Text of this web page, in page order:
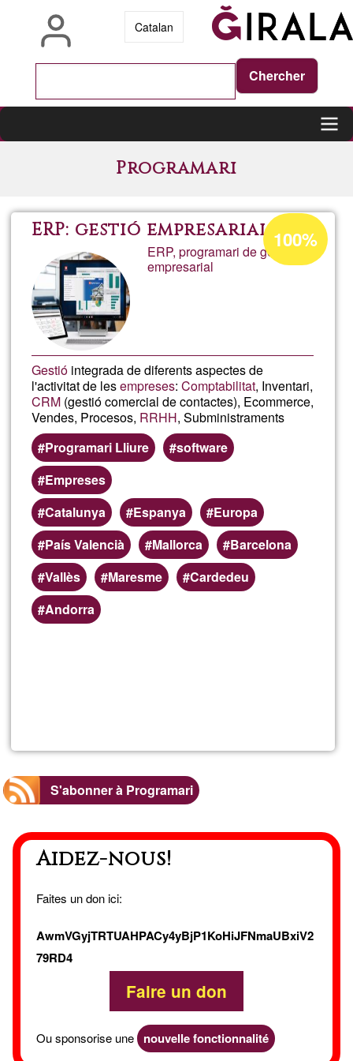
Catalan
navigation
Programari
ERP: gestió empresarial
ERP, programari de gestió
empresarial
Gestió integrada de diferents aspectes de
l'activitat de lesempreses:Comptabilitat, Inventari,
CRM (gestió comercial de contactes), Ecommerce,
Vendes, Procesos, RRHH, Subministraments
Programari Lliure
software
Empreses
Catalunya
Espanya
Europa
País Valencià
Mallorca
Barcelona
Vallès
Maresme
Cardedeu
Andorra
Pourcentage
d'acceptation
de
100%
ERP:
S'abonner à Programari
Aidez-nous!
Faites un don ici:
AwmVGyjTRTUAHPACy4yBjP1KoHiJFNmaUBxiV2
79RD4
Faire un don
Ou sponsorise une nouvelle fonctionnalité